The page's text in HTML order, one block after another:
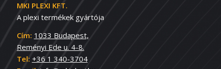
MKI PLEXI KFT.
A plexi termékek gyártója
Cím: 1033 Budapest,
Reményi Ede u. 4-8.
Tel: +36 1 340-3704